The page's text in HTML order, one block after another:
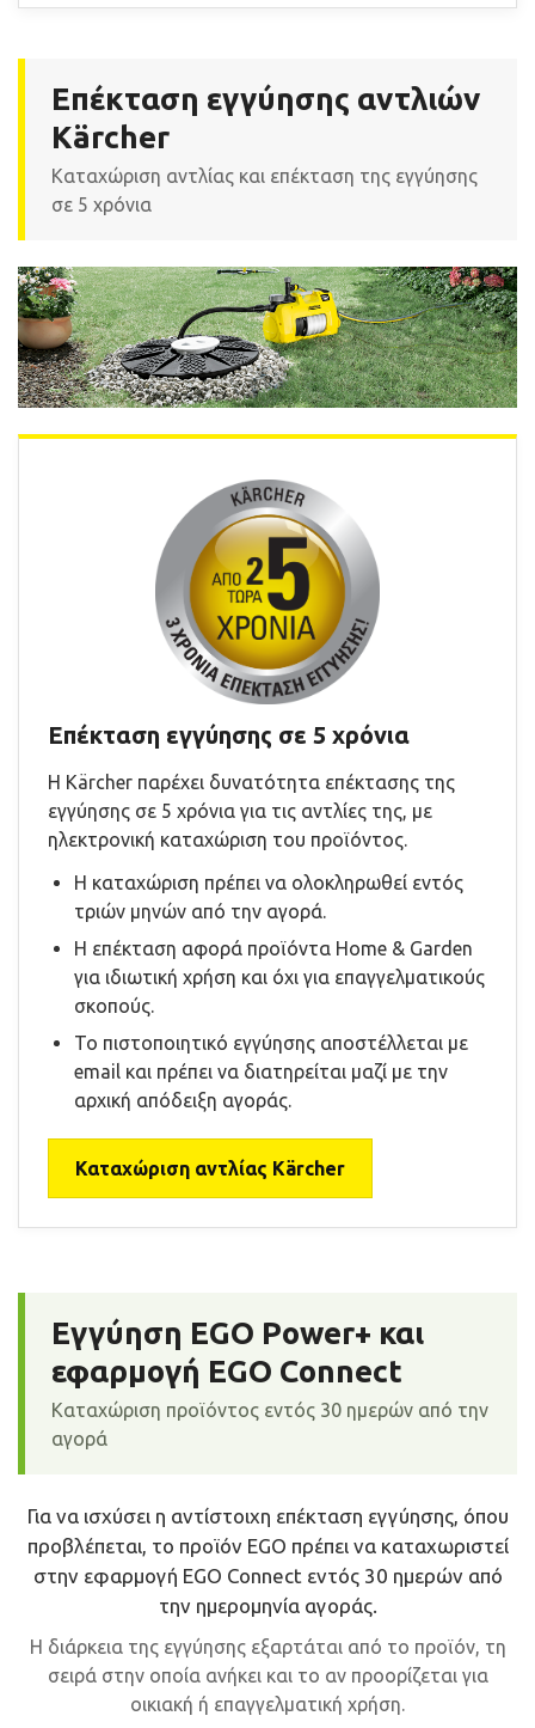
Επέκταση εγγύησης αντλιών
Kärcher
Καταχώριση αντλίας και επέκταση της εγγύησης
σε 5 χρόνια
Επέκταση εγγύησης σε 5 χρόνια
Η Kärcher παρέχει δυνατότητα επέκτασης της
εγγύησης σε 5 χρόνια για τις αντλίες της, με
ηλεκτρονική καταχώριση του προϊόντος.
Η καταχώριση πρέπει να ολοκληρωθεί εντός
τριών μηνών από την αγορά.
Η επέκταση αφορά προϊόντα Home & Garden
για ιδιωτική χρήση και όχι για επαγγελματικούς
σκοπούς.
Το πιστοποιητικό εγγύησης αποστέλλεται με
email και πρέπει να διατηρείται μαζί με την
αρχική απόδειξη αγοράς.
Καταχώριση αντλίας Kärcher
Εγγύηση EGO Power+ και
εφαρμογή EGO Connect
Καταχώριση προϊόντος εντός 30 ημερών από την
αγορά
Για να ισχύσει η αντίστοιχη επέκταση εγγύησης, όπου
προβλέπεται, το προϊόν EGO πρέπει να καταχωριστεί
στην εφαρμογή EGO Connect εντός 30 ημερών από
την ημερομηνία αγοράς.
Η διάρκεια της εγγύησης εξαρτάται από το προϊόν, τη
σειρά στην οποία ανήκει και το αν προορίζεται για
οικιακή ή επαγγελματική χρήση.